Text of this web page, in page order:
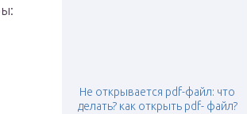
Не открывается pdf-файл: что
делать? как открыть pdf- файл?